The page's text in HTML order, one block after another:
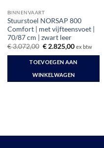
BINNENVAART
Stuurstoel NORSAP 800
Comfort | met vijfteensvoet |
70/87 cm | zwart leer
€3.072,00 Oorspronkelijke
was:
€ 3.072,00.
€2.825,00Huidige
is:
€ 2.825,00.
ex btw
TOEVOEGEN AAN
WINKELWAGEN